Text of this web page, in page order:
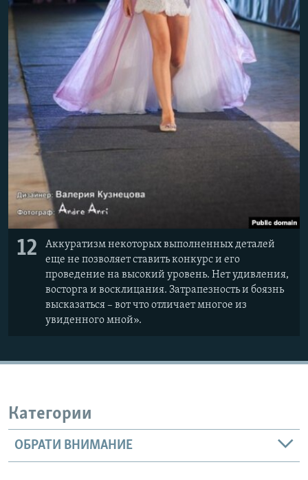
12
Аккуратизм некоторых выполненных деталей
еще не позволяет ставить конкурс и его
проведение на высокий уровень. Нет удивления,
восторга и восклицания. Затрапезность и боязнь
высказаться – вот что отличает многое из
увиденного мной».
Категории
ОБРАТИ ВНИМАНИЕ